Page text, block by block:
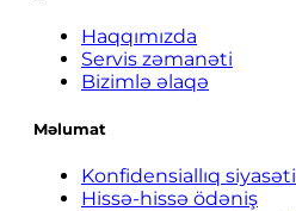
Haqqımızda
Servis zəmanəti
Bizimlə əlaqə
Məlumat
Konfidensiallıq siyasəti
Hissə-hissə ödəniş